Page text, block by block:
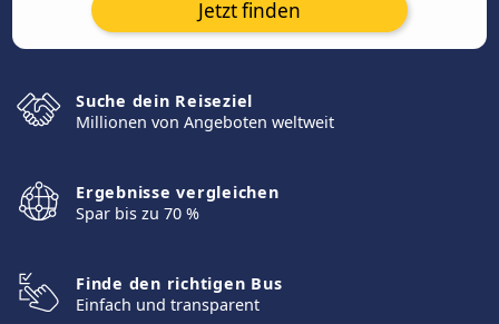
Jetzt finden
Suche dein Reiseziel
Millionen von Angeboten weltweit
Ergebnisse vergleichen
Spar bis zu 70 %
Finde den richtigen Bus
Einfach und transparent